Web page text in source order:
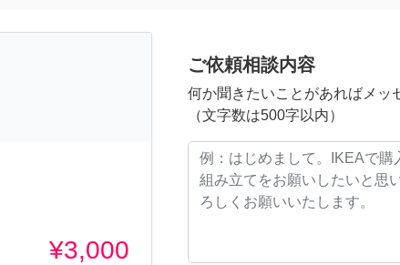
¥3,000
ご依頼相談内容
何か聞きたいことがあればメッ
（文字数は500字以内）